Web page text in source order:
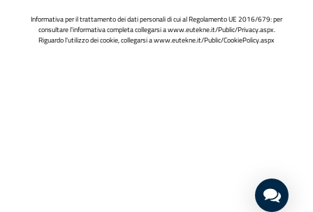
Informativa per il trattamento dei dati personali di cui al Regolamento UE 2016/679: per
consultare l'informativa completa collegarsi awww.eutekne.it/Public/Privacy.aspx.
Riguardo l'utilizzo dei cookie, collegarsi awww.eutekne.it/Public/CookiePolicy.aspx